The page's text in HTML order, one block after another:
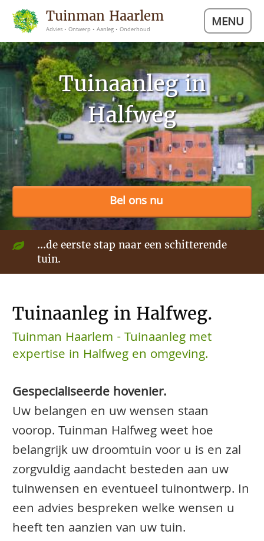
Tuinman Haarlem
Advies • Ontwerp • Aanleg • Onderhoud MENU
Tuinaanleg in
Halfweg
Bel ons nu
...de eerste stap naar een schitterende
tuin.
Tuinaanleg in Halfweg.
Tuinman Haarlem - Tuinaanleg met
expertise in Halfweg en omgeving.
Gespecialiseerde hovenier.
Uw belangen en uw wensen staan
voorop. Tuinman Halfweg weet hoe
belangrijk uw droomtuin voor u is en zal
zorgvuldig aandacht besteden aan uw
tuinwensen en eventueel tuinontwerp. In
een advies bespreken welke wensen u
heeft ten aanzien van uw tuin.